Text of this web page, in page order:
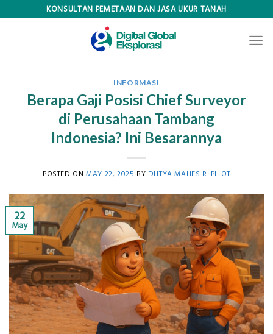
KONSULTAN PEMETAAN DAN JASA UKUR TANAH
INFORMASI
Berapa Gaji Posisi Chief Surveyor
di Perusahaan Tambang
Indonesia? Ini Besarannya
POSTED ONMAY 22, 2025 BY DHTYA MAHES R. PILOT
22
May